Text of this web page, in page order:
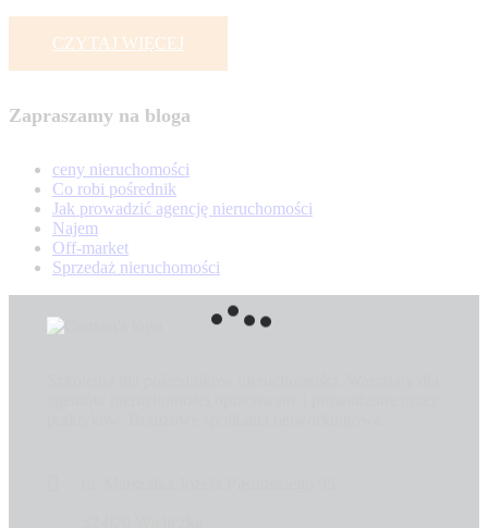
CZYTAJ WIĘCEJ
Zapraszamy na bloga
ceny nieruchomości
Co robi pośrednik
Jak prowadzić agencję nieruchomości
Najem
Off-market
Sprzedaż nieruchomości